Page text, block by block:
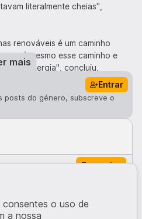
literalmente cheias",
renováveis é um caminho
que é mesmo esse caminho e
da energia", concluiu,
de "acentuar" e "acelerar"
em energias renováveis,
gerada nos primeiros
no portal da Associação
(APREN). As principais
solar (5,2%), ainda de acordo
mais
Entrar
posts do género, subscreve o
Comentar
consentes o uso de
a nossa